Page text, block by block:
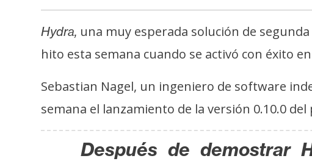
t
a
s
d
e
P
r
e
Hydra, una muy esperada solución de
hito esta semana cuando se activó con éxito
Sebastian Nagel, un ingeniero de software
semana el lanzamiento de la versión 0.10.0
Después de demostrar